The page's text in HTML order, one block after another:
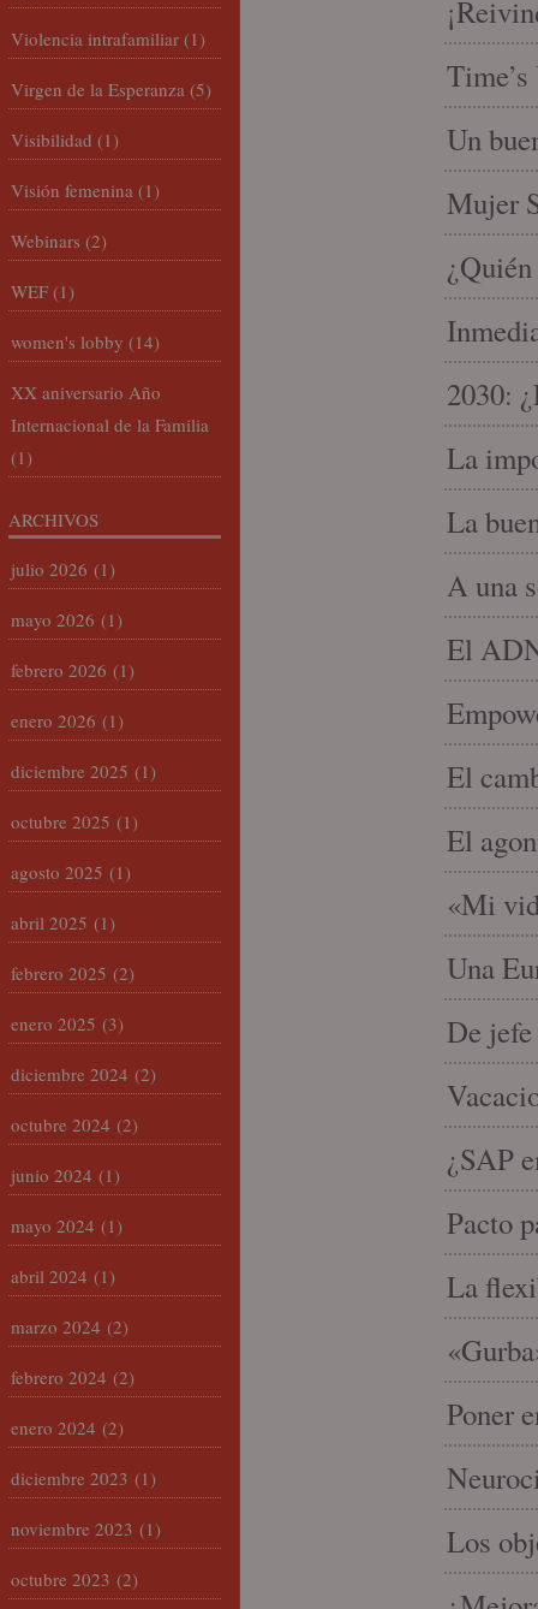
Un
Mujer
2030:
La
La
A una
El
El
El
«Mi
Una
De
¿SAP
Pacto
La
Poner
Los
Violencia intrafamiliar (1)
Virgen de la Esperanza (5)
Visibilidad (1)
Visión femenina (1)
Webinars (2)
WEF (1)
women's lobby (14)
XX aniversario Año
Internacional de la Familia
(1)
ARCHIVOS
julio 2026 (1)
mayo 2026 (1)
febrero 2026 (1)
enero 2026 (1)
diciembre 2025 (1)
octubre 2025 (1)
agosto 2025 (1)
abril 2025 (1)
febrero 2025 (2)
enero 2025 (3)
diciembre 2024 (2)
octubre 2024 (2)
junio 2024 (1)
mayo 2024 (1)
abril 2024 (1)
marzo 2024 (2)
febrero 2024 (2)
enero 2024 (2)
diciembre 2023 (1)
noviembre 2023 (1)
octubre 2023 (2)